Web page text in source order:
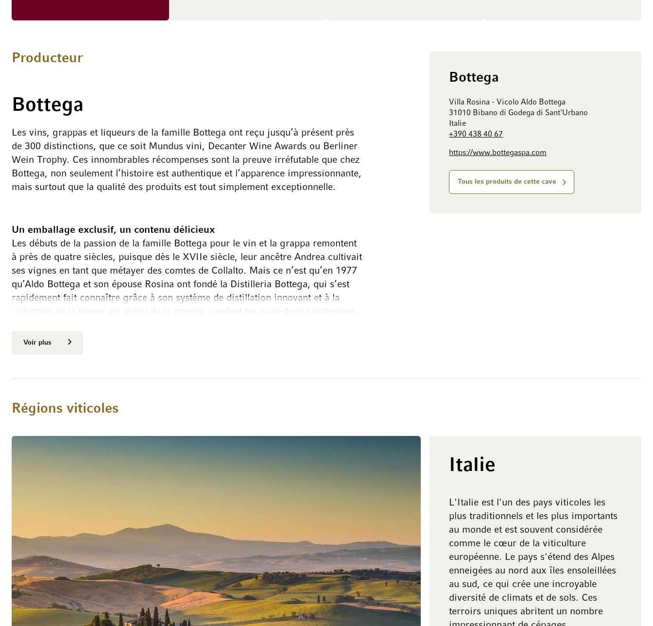
Bottega
Villa Rosina - Vicolo Aldo Bottega
31010 Bibano di Godega di Sant'Urbano
Italie
+390 438 40 67
https://www.bottegaspa.com
Tous les produits de cette cave
Producteur
Bottega
Les vins, grappas et liqueurs de la famille Bottega ont reçu jusqu’à présent près
de 300 distinctions, que ce soit Mundus vini, Decanter Wine Awards ou Berliner
Wein Trophy. Ces innombrables récompenses sont la preuve irréfutable que chez
Bottega, non seulement l’histoire est authentique et l’apparence impressionnante,
mais surtout que la qualité des produits est tout simplement exceptionnelle.
Un emballage exclusif, un contenu délicieux
Les débuts de la passion de la famille Bottega pour le vin et la grappa remontent
à près de quatre siècles, puisque dès le XVIIe siècle, leur ancêtre Andrea cultivait
ses vignes en tant que métayer des comtes de Collalto. Mais ce n’est qu’en 1977
qu’Aldo Bottega et son épouse Rosina ont fondé la Distilleria Bottega, qui s’est
rapidement fait connaître grâce à son système de distillation innovant et à la
réduction de la teneur en alcool de la grappa, rendant les eaux-de-vie nettement
constamment élargi leur gamme avec d’autres excellents produits, et les vins
les produits contiennent toujours des éléments innovants qui confèrent à chaque
raffinée des bouteilles leur confère en outre une aura exclusive et beaucoup de
bouteilles en verre fabriquées artisanalement dans un design individuel attirent
grande conscience environnementale. Dans un bâtiment historique situé non loin
de Venise, au milieu de 10 hectares de vignobles, une distillerie ultramoderne, à
la pointe de la technologie environnementale, a vu le jour en 2007. La production
durable et l’utilisation responsable des ressources ont joué un rôle fondamental
dans la conception du projet. C’est pourquoi un système de recyclage de l’eau a
été installé dans la production, qui permet d’économiser de grandes quantités
d’eau grâce à son circuit fermé. Chaque matériau utilisé est soigneusement
Voir plus
Régions viticoles
Italie
L'Italie est l'un des pays viticoles les
plus traditionnels et les plus importants
au monde et est souvent considérée
comme le cœur de la viticulture
européenne. Le pays s'étend des Alpes
enneigées au nord aux îles ensoleillées
au sud, ce qui crée une incroyable
diversité de climats et de sols. Ces
terroirs uniques abritent un nombre